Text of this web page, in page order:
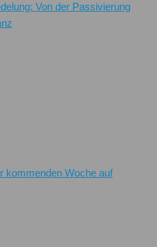
Von der Passivierung
kommenden Woche auf